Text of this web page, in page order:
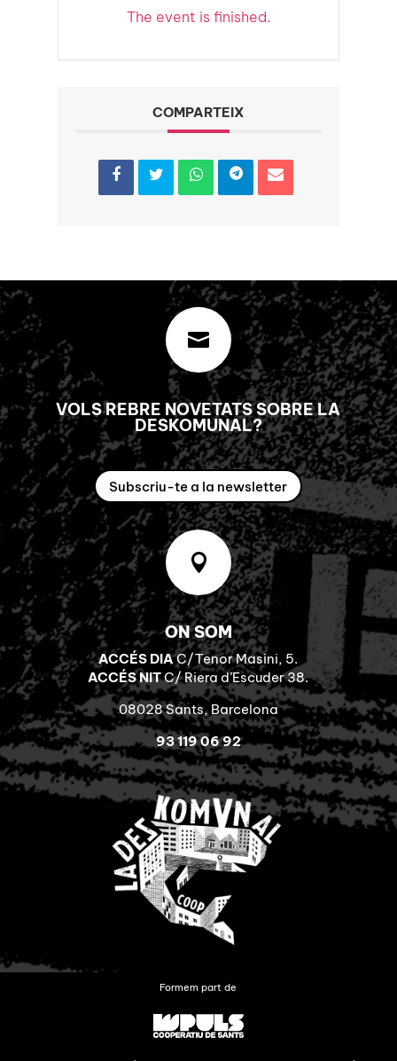
The event is finished.
COMPARTEIX

VOLS REBRE NOVETATS SOBRE LA
DESKOMUNAL?
Subscriu-te a la newsletter

ON SOM
ACCÉS DIAC/Tenor Masini, 5.
ACCÉS NITC/ Riera d’Escuder 38.
08028 Sants, Barcelona
93 119 06 92
Formem part de